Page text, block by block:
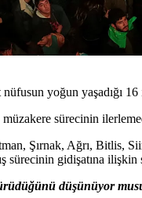
yoğun yaşadığı
müzakere sürecinin
Şırnak, Ağrı, Bitlis,
sürecinin gidişatına
düşünüyor